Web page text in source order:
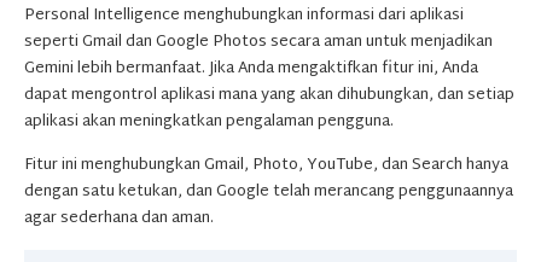
Personal Intelligence menghubungkan informasi dari aplikasi
seperti Gmail dan Google Photos secara aman untuk menjadikan
Gemini lebih bermanfaat. Jika Anda mengaktifkan fitur ini, Anda
dapat mengontrol aplikasi mana yang akan dihubungkan, dan setiap
aplikasi akan meningkatkan pengalaman pengguna.
Fitur ini menghubungkan Gmail, Photo, YouTube, dan Search hanya
dengan satu ketukan, dan Google telah merancang penggunaannya
agar sederhana dan aman.